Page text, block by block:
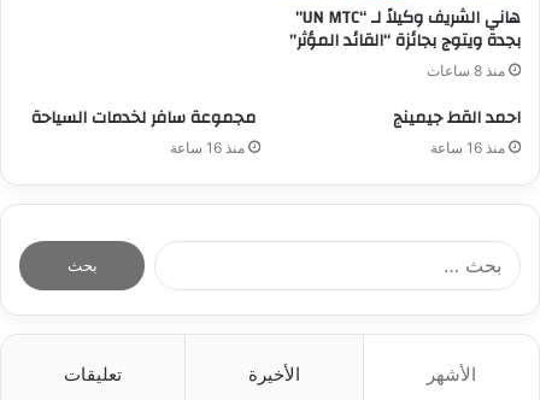
هاني الشريف وكيلاً لـ “UN MTC”
بجدة ويتوج بجائزة “القائد المؤثر”
منذ 8 ساعات
احمد القط جيمينج
منذ 16 ساعة
مجموعة سافر لخدمات السياحة
منذ 16 ساعة
الأشهر الأخيرة تعليقات